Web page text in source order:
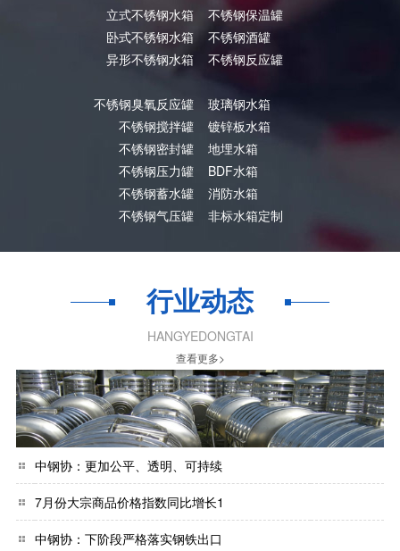
立式不锈钢水箱
卧式不锈钢水箱
异形不锈钢水箱
不锈钢臭氧反应罐
不锈钢搅拌罐
不锈钢密封罐
不锈钢压力罐
不锈钢蓄水罐
不锈钢气压罐
不锈钢保温罐
不锈钢酒罐
不锈钢反应罐
玻璃钢水箱
镀锌板水箱
地埋水箱
BDF水箱
消防水箱
非标水箱定制
行业动态
HANGYEDONGTAI
查看更多>
中钢协：更加公平、透明、可持续
7月份大宗商品价格指数同比增长1
中钢协：下阶段严格落实钢铁出口